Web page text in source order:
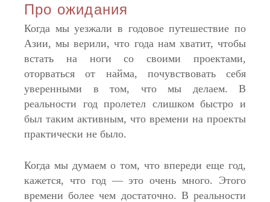
Про ожидания
Когда мы уезжали в годовое путешествие по
Азии, мы верили, что года нам хватит, чтобы
встать на ноги со своими проектами,
оторваться от найма, почувствовать себя
уверенными в том, что мы делаем. В
реальности год пролетел слишком быстро и
был таким активным, что времени на проекты
практически не было.
Когда мы думаем о том, что впереди еще год,
кажется, что год — это очень много. Этого
времени более чем достаточно. В реальности